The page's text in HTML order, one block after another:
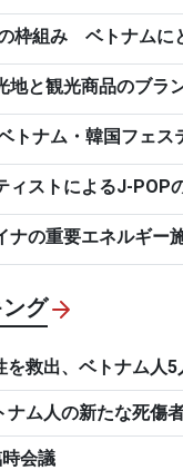
枠組み ベトナムに
地と観光商品のブラ
トナム・韓国フェス
ィストによるJ-POP
ナの重要エネルギー
グ
を救出、ベトナム人
ナム人の新たな死傷
時会議